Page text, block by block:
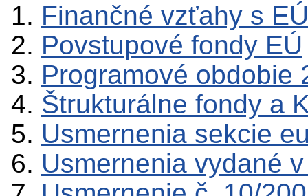
Finančné vzťahy s EÚ
Povstupové fondy EÚ
Programové obdobie
Štrukturálne fondy a
Usmernenia sekcie
Usmernenia vydané